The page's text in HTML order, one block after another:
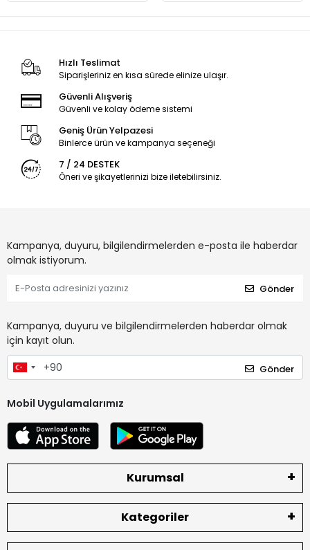
Hızlı Teslimat
Siparişleriniz en kısa sürede elinize ulaşır.
Güvenli Alışveriş
Güvenli ve kolay ödeme sistemi
Geniş Ürün Yelpazesi
Binlerce ürün ve kampanya seçeneği
7 / 24 DESTEK
Öneri ve şikayetlerinizi bize iletebilirsiniz.
Kampanya, duyuru, bilgilendirmelerden e-posta ile haberdar
olmak istiyorum.
Gönder
Kampanya, duyuru ve bilgilendirmelerden haberdar olmak
için kayıt olun.
Gönder
Mobil Uygulamalarımız
Kurumsal
Kategoriler